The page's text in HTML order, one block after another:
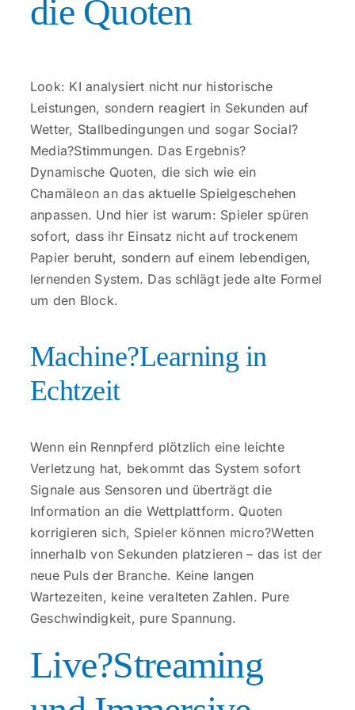
die Quoten
Look: KI analysiert nicht nur historische
Leistungen, sondern reagiert in Sekunden auf
Wetter, Stallbedingungen und sogar Social?
Media?Stimmungen. Das Ergebnis?
Dynamische Quoten, die sich wie ein
Chamäleon an das aktuelle Spielgeschehen
anpassen. Und hier ist warum: Spieler spüren
sofort, dass ihr Einsatz nicht auf trockenem
Papier beruht, sondern auf einem lebendigen,
lernenden System. Das schlägt jede alte Formel
um den Block.
Machine?Learning in
Echtzeit
Wenn ein Rennpferd plötzlich eine leichte
Verletzung hat, bekommt das System sofort
Signale aus Sensoren und überträgt die
Information an die Wettplattform. Quoten
korrigieren sich, Spieler können micro?Wetten
innerhalb von Sekunden platzieren – das ist der
neue Puls der Branche. Keine langen
Wartezeiten, keine veralteten Zahlen. Pure
Geschwindigkeit, pure Spannung.
Live?Streaming